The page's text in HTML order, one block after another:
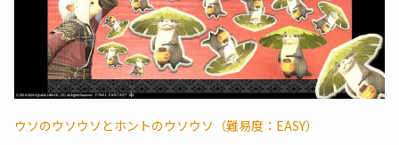
ウソのウソウソとホントのウソウソ（難易度：EASY）